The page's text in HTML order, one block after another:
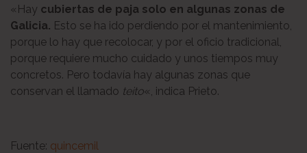
«Hay cubiertas de paja solo en algunas zonas de
Galicia. Esto se ha ido perdiendo por el mantenimiento,
porque lo hay que recolocar, y por el oficio tradicional,
porque requiere mucho cuidado y unos tiempos muy
concretos. Pero todavía hay algunas zonas que
conservan el llamado teito«, indica Prieto.
Fuente: quincemil